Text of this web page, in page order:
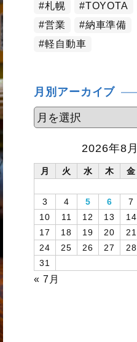
札幌
TOYOTA
営業
納車準備
軽自動車
月別アーカイブ
2026年8月
月 火 水 木 金
3
4 5 6 7
10
11 12 13 14
17
18 19 20 21
24
25 26 27 28
31
« 7月